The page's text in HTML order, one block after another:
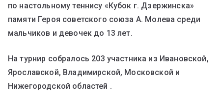
по настольному теннису «Кубок г. Дзержинска»
памяти Героя советского союза А. Молева среди
мальчиков и девочек до 13 лет.
На турнир собралось 203 участника из Ивановской,
Ярославской, Владимирской, Московской и
Нижегородской областей .